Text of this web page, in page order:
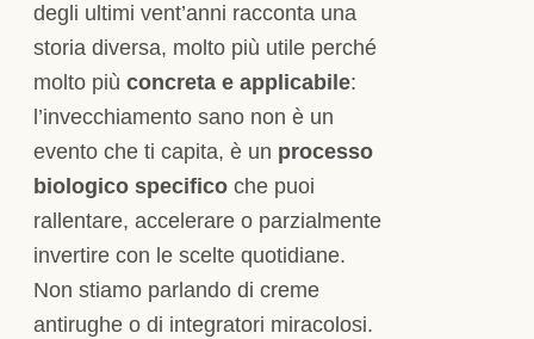
degli ultimi vent’anni racconta una
storia diversa, molto più utile perché
molto più concreta e applicabile:
l’invecchiamento sano non è un
evento che ti capita, è un processo
biologico specifico che puoi
rallentare, accelerare o parzialmente
invertire con le scelte quotidiane.
Non stiamo parlando di creme
antirughe o di integratori miracolosi.